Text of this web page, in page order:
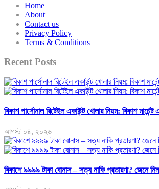
Home
About
Contact us
Privacy Policy
Terms & Conditions
Recent Posts
বিকাশ পার্সোনাল রিটেইল একাউন্ট খোলার নিয়ম: বিকাশ মার্চেন্ট
আগস্ট ০৪, ২০২৬
বিকাশে ৯৯৯৯ টাকা বোনাস – সত্য নাকি প্রতারণা? জেনে